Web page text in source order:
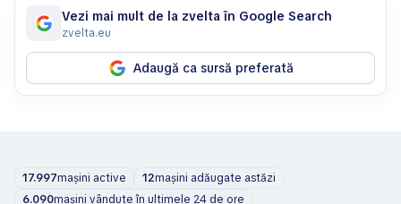
Vezi mai mult de la zvelta în Google Search
zvelta.eu
Adaugă ca sursă preferată
17.997mașini active 12mașini adăugate astăzi
6.090mașini vândute în ultimele 24 de ore